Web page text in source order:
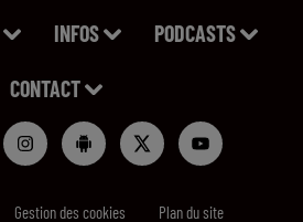
INFOS PODCASTS
CONTACT
Gestion des cookies Plan du site